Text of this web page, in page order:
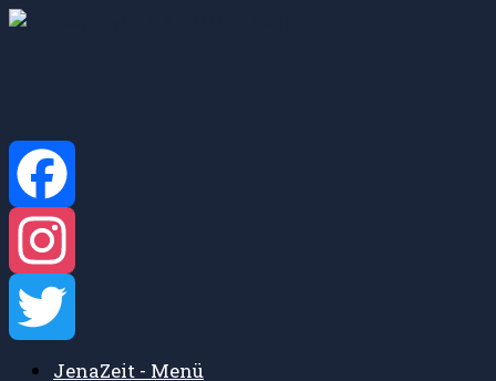
Zum
Facebook
Instagram
TwitterJenaZeit - Menü